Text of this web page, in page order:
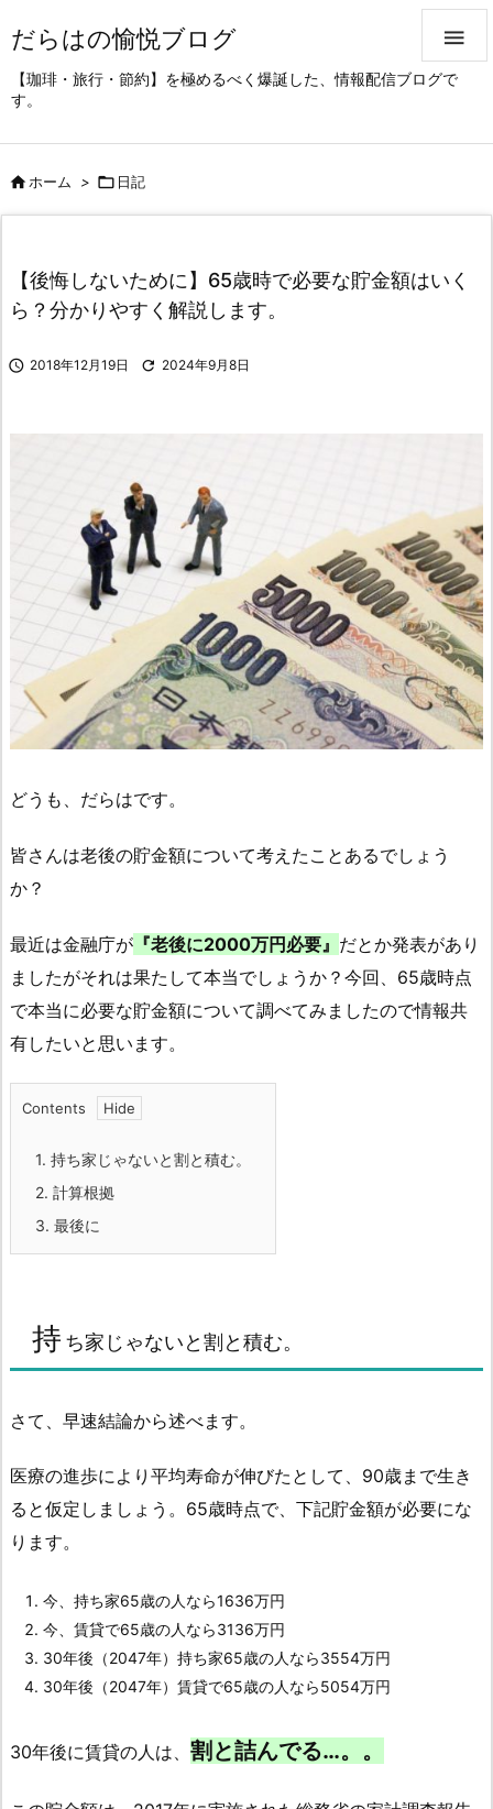
だらはの愉悦ブログ
【珈琲・旅行・節約】を極めるべく爆誕した、情報配信ブログで
す。

ホーム >  日記
【後悔しないために】65歳時で必要な貯金額はいく
ら？分かりやすく解説します。
 2018年12月19日  2024年9月8日
どうも、だらはです。
皆さんは老後の貯金額について考えたことあるでしょう
か？
最近は金融庁が 『老後に2000万円必要』 だとか発表があり
ましたがそれは果たして本当でしょうか？今回、65歳時点
で本当に必要な貯金額について調べてみましたので情報共
有したいと思います。
Contents
1. 持ち家じゃないと割と積む。
2. 計算根拠
3. 最後に
持 ち家じゃないと割と積む。
さて、早速結論から述べます。
医療の進歩により平均寿命が伸びたとして、90歳まで生き
ると仮定しましょう。65歳時点で、下記貯金額が必要にな
ります。
今、持ち家65歳の人なら1636万円
今、賃貸で65歳の人なら3136万円
30年後（2047年）持ち家65歳の人なら3554万円
30年後（2047年）賃貸で65歳の人なら5054万円
30年後に賃貸の人は、 割と詰んでる…。。